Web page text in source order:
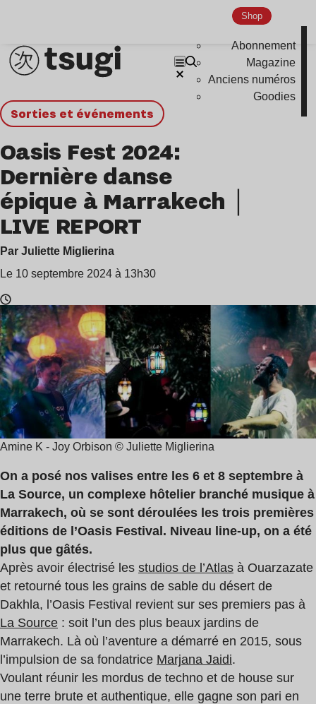
Shop
Abonnement
Magazine
Anciens numéros
Goodies
Sorties et événements
Oasis Fest 2024:
Dernière danse
épique à Marrakech｜
LIVE REPORT
Par Juliette Miglierina
Le 10 septembre 2024 à 13h30
Temps
de
lecture
:
8
min
Amine K - Joy Orbison © Juliette Miglierina
On a posé nos valises entre les 6 et 8 septembre à
La Source, un complexe hôtelier branché musique à
Marrakech, où se sont déroulées les trois premières
éditions de l’Oasis Festival. Niveau line-up, on a été
plus que gâtés.
Après avoir électrisé les studios de l’Atlas à Ouarzazate
et retourné tous les grains de sable du désert de
Dakhla, l’Oasis Festival revient sur ses premiers pas à
La Source : soit l’un des plus beaux jardins de
Marrakech. Là où l’aventure a démarré en 2015, sous
l’impulsion de sa fondatrice Marjana Jaidi.
Voulant réunir les mordus de techno et de house sur
une terre brute et authentique, elle gagne son pari en